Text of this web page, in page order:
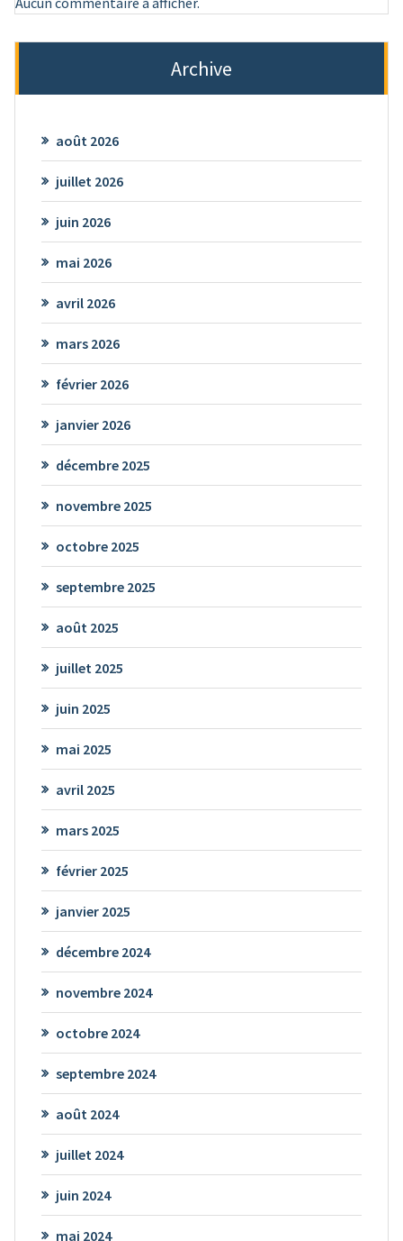
Archive
août 2026
juillet 2026
juin 2026
mai 2026
avril 2026
mars 2026
février 2026
janvier 2026
décembre 2025
novembre 2025
octobre 2025
septembre 2025
août 2025
juillet 2025
juin 2025
mai 2025
avril 2025
mars 2025
février 2025
janvier 2025
décembre 2024
novembre 2024
octobre 2024
septembre 2024
août 2024
juillet 2024
juin 2024
mai 2024